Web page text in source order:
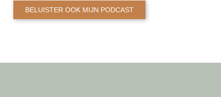
BELUISTER OOK MIJN PODCAST